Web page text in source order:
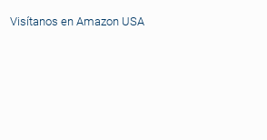
Visítanos en Amazon USA